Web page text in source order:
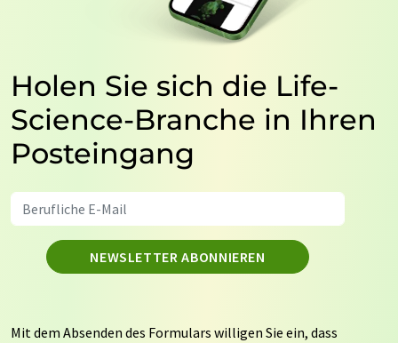
Holen Sie sich die Life-
Science-Branche in Ihren
Posteingang
NEWSLETTER ABONNIEREN
Mit dem Absenden des Formulars willigen Sie ein, dass